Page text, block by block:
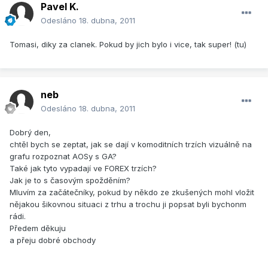
Pavel K.
Odesláno 18. dubna, 2011
Tomasi, diky za clanek. Pokud by jich bylo i vice, tak super! (tu)
neb
Odesláno 18. dubna, 2011
Dobrý den,
chtěl bych se zeptat, jak se dají v komoditních trzích vizuálně na
grafu rozpoznat AOSy s GA?
Také jak tyto vypadají ve FOREX trzích?
Jak je to s časovým spožděním?
Mluvím za začátečníky, pokud by někdo ze zkušených mohl vložit
nějakou šikovnou situaci z trhu a trochu ji popsat byli bychonm
rádi.
Předem děkuju
a přeju dobré obchody